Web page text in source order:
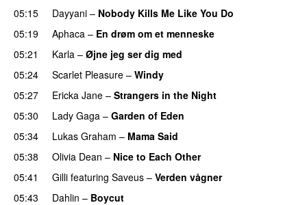
05:15
Dayyani – Nobody Kills Me Like You Do
05:19 Aphaca – En drøm om et menneske
05:21 Karla – Øjne jeg ser dig med
05:24
Scarlet Pleasure – Windy
05:27 Ericka Jane – Strangers in the Night
05:30
Lady Gaga – Garden of Eden
05:34
Lukas Graham – Mama Said
05:38
Olivia Dean – Nice to Each Other
05:41
Gilli featuring Saveus – Verden vågner
05:43
Dahlin – Boycut